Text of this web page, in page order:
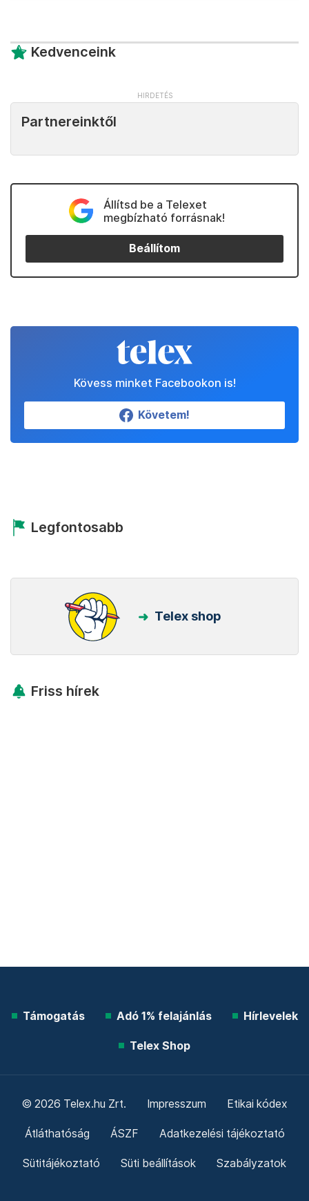
Kedvenceink
Partnereinktől
Állítsd be a Telexet
megbízható forrásnak!
Beállítom
Kövess minket Facebookon is!
Követem!
Legfontosabb
Telex shop
Friss hírek
Támogatás Adó 1% felajánlás Hírlevelek
Telex Shop
© 2026 Telex.hu Zrt. Impresszum Etikai kódex
Átláthatóság ÁSZF Adatkezelési tájékoztató
Sütitájékoztató Süti beállítások Szabályzatok